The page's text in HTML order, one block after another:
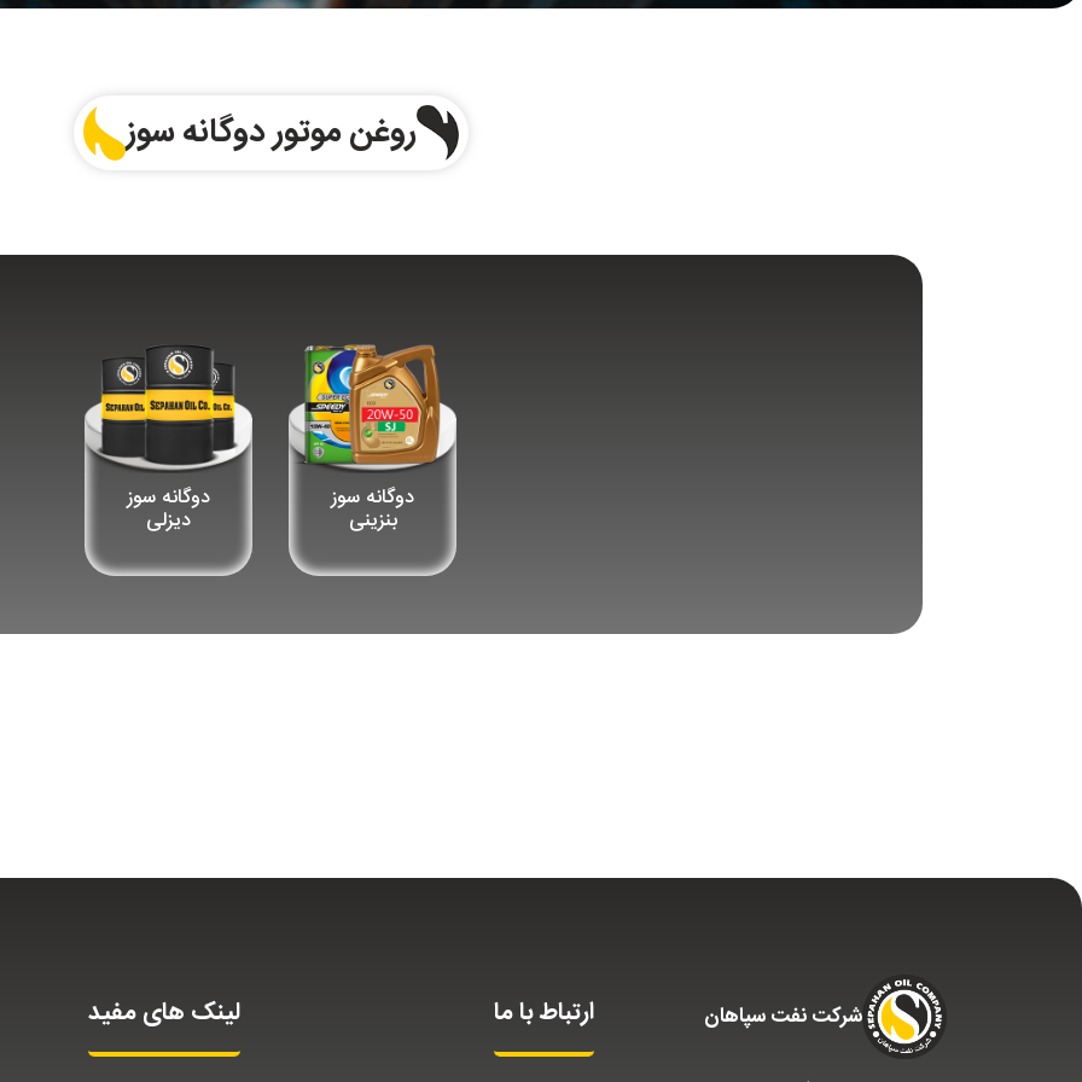
روغن موتور دوگانه سوز
دوگانه سوز
بنزینی
دوگانه سوز
دیزلی
شركت نفت سپاهان ارتباط با ما لینک های مفید